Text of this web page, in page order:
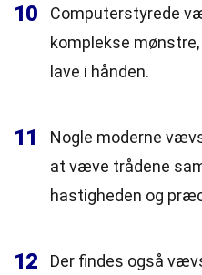
10
Computerstyrede
komplekse
lave i hånden.
11
Nogle moderne
at væve trådene
hastigheden og
12
Der findes også